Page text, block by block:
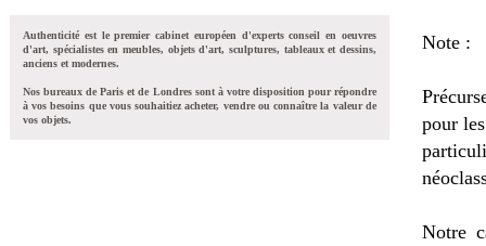
Authenticité est le premier cabinet européen d'experts conseil en oeuvres
d'art, spécialistes en meubles, objets d'art, sculptures, tableaux et dessins,
anciens et modernes.
Nos bureaux de Paris et de Londres sont à votre disposition pour répondre
à vos besoins que vous souhaitiez acheter, vendre ou connaître la valeur de
vos objets.
Note :
pour
Notre